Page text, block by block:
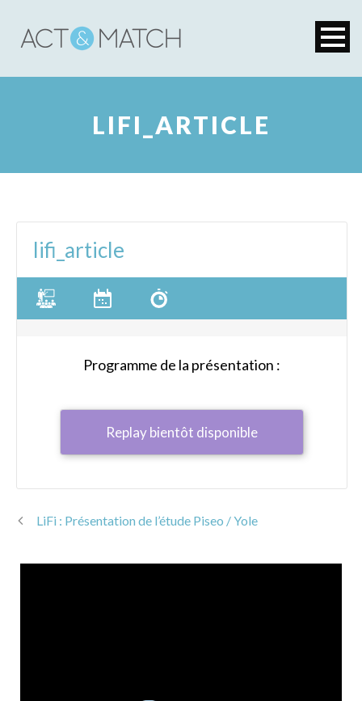
LIFI_ARTICLE
lifi_article
Programme de la présentation :
Replay bientôt disponible
LiFi : Présentation de l’étude Piseo / Yole